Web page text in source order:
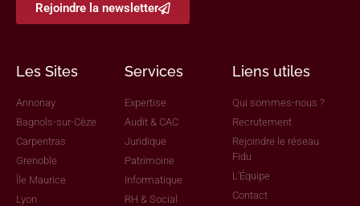
Rejoindre la newsletter
Les Sites
Annonay
Bagnols-sur-Cèze
Carpentras
Grenoble
Île Maurice
Lyon
Services
Expertise
Audit & CAC
Juridique
Patrimoine
Informatique
RH & Social
Liens utiles
Qui sommes-nous ?
Recrutement
Rejoindre le réseau
Fidu
L'Équipe
Contact